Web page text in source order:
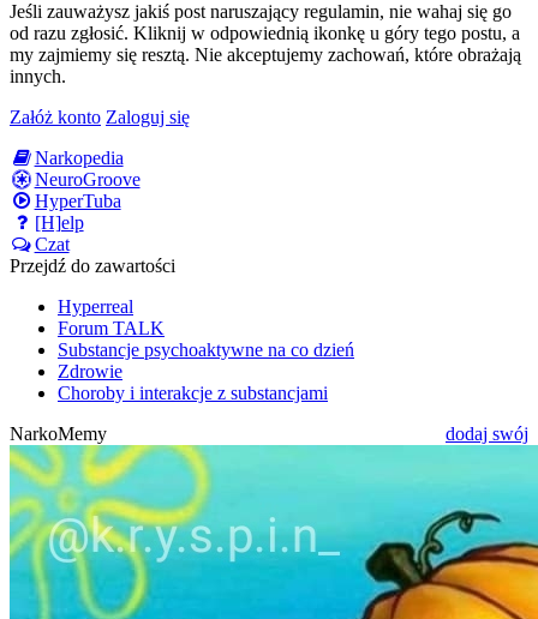
Jeśli zauważysz jakiś post naruszający regulamin, nie wahaj się go
od razu zgłosić. Kliknij w odpowiednią ikonkę u góry tego postu, a
my zajmiemy się resztą. Nie akceptujemy zachowań, które obrażają
innych.
Załóż konto Zaloguj się
Narkopedia
NeuroGroove
HyperTuba
[H]elp
Czat
Przejdź do zawartości
Hyperreal
Forum TALK
Substancje psychoaktywne na co dzień
Zdrowie
Choroby i interakcje z substancjami
NarkoMemy
dodaj swój